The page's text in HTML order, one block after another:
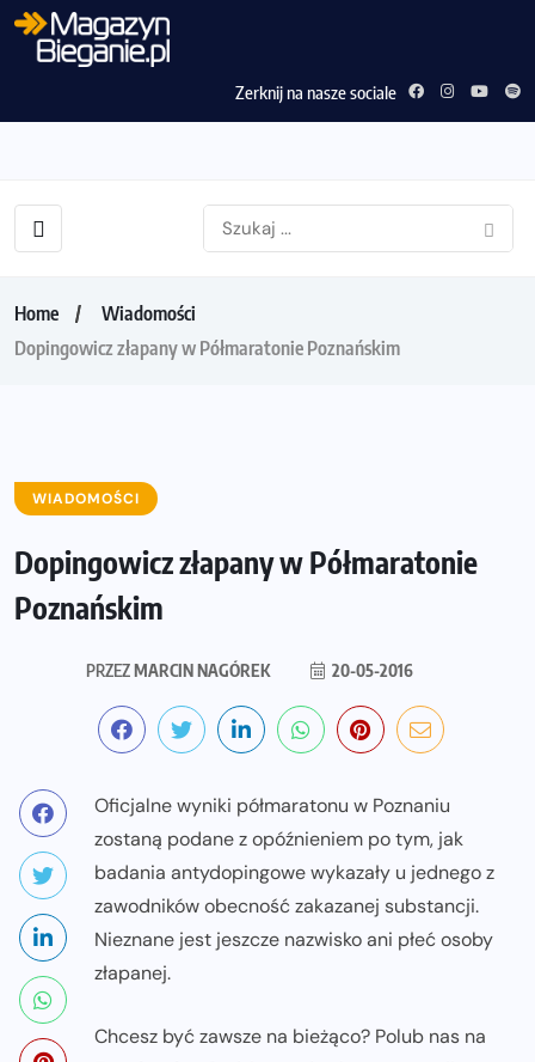
Zerknij na nasze sociale
Home
Wiadomości
Dopingowicz złapany w Półmaratonie Poznańskim
WIADOMOŚCI
Dopingowicz złapany w Półmaratonie
Poznańskim
PRZEZMARCIN NAGÓREK 20-05-2016
Oficjalne wyniki półmaratonu w Poznaniu
zostaną podane z opóźnieniem po tym, jak
badania antydopingowe wykazały u jednego z
zawodników obecność zakazanej substancji.
Nieznane jest jeszcze nazwisko ani płeć osoby
złapanej.
Chcesz być zawsze na bieżąco? Polub nas na